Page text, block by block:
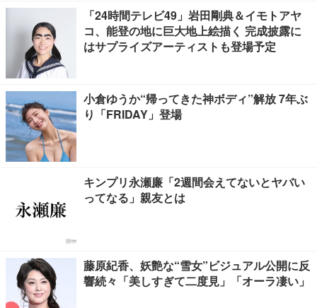
「24時間テレビ49」岩田剛典＆イモトアヤ
コ、能登の地に巨大地上絵描く 完成披露に
はサプライズアーティストも登場予定
小倉ゆうか“帰ってきた神ボディ”解放 7年ぶ
り「FRIDAY」登場
キンプリ永瀬廉「2週間会えてないとヤバい
ってなる」親友とは
藤原紀香、妖艶な“雪女”ビジュアル公開に反
響続々「美しすぎて二度見」「オーラ凄い」